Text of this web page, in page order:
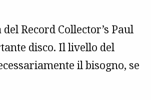
Record Collector’s Paul
disco. Il livello del
il bisogno, se